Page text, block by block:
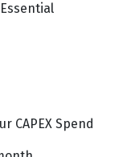
CAPEX Spend